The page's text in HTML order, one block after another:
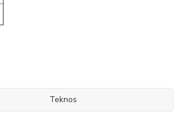
Teknos